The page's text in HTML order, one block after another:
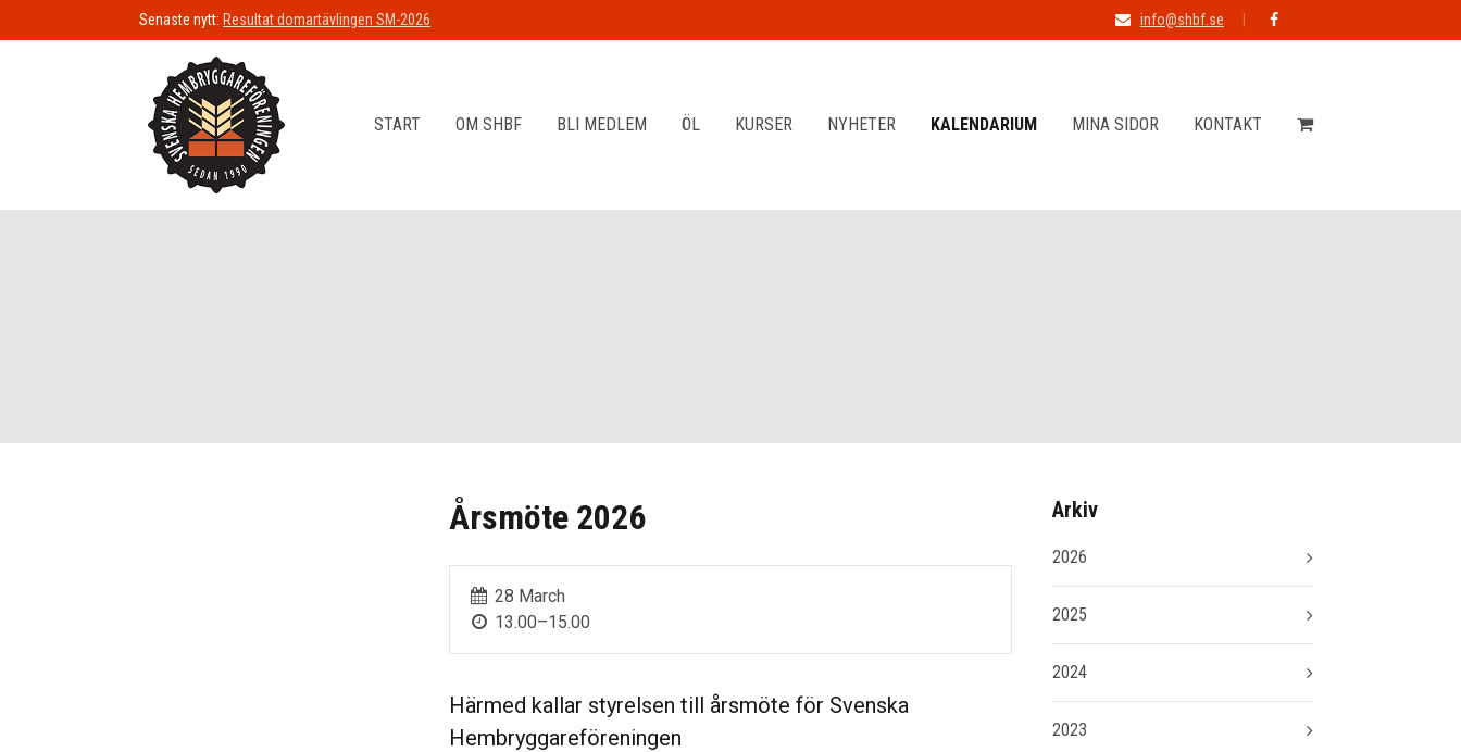
Senaste nytt: Resultat domartävlingen SM-2026 info@shbf.se
START OM SHBF BLI MEDLEM ÖL KURSER NYHETER KALENDARIUM MINA SIDOR KONTAKT
Årsmöte 2026
28 March
13.00–15.00
Härmed kallar styrelsen till årsmöte för Svenska
Hembryggareföreningen
Arkiv
2026
2025
2024
2023